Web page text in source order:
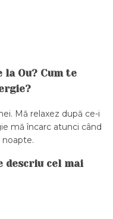
la Ou? Cum te
Mă relaxez după ce-i
mă încarc atunci când
descriu cel mai